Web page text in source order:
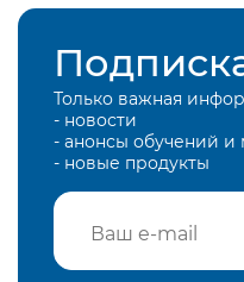
Только важная
- новости
- анонсы обучений
- новые продукты